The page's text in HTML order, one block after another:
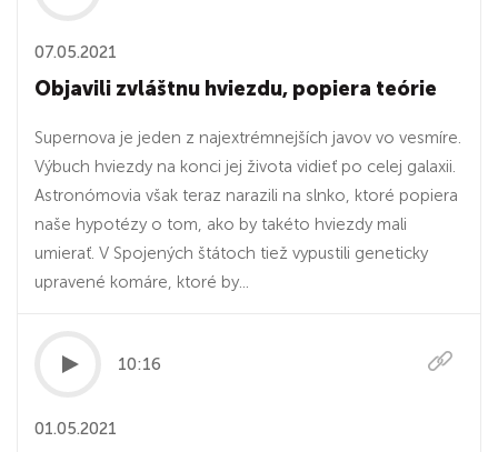
07.05.2021
Objavili zvláštnu hviezdu, popiera teórie
Supernova je jeden z najextrémnejších javov vo vesmíre.
Výbuch hviezdy na konci jej života vidieť po celej galaxii.
Astronómovia však teraz narazili na slnko, ktoré popiera
naše hypotézy o tom, ako by takéto hviezdy mali
umierať. V Spojených štátoch tiež vypustili geneticky
upravené komáre, ktoré by...
10:16
01.05.2021